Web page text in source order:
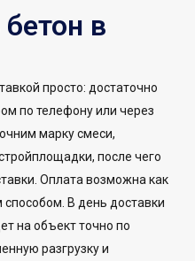
в
просто: достаточно
по телефону или через
марку смеси,
после чего
Оплата возможна как
В день доставки
на объект точно по
разгрузку и